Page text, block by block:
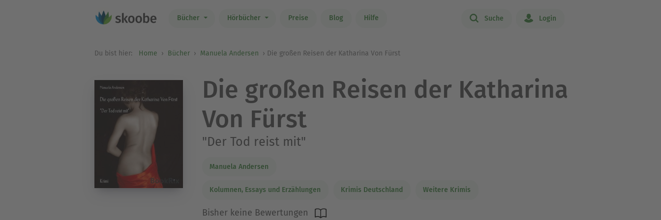
Bücher Hörbücher Preise Blog Hilfe Suche Login
Du bist hier: Home Bücher Manuela Andersen Die großen Reisen der Katharina Von Fürst
Die großen Reisen der Katharina
Von Fürst
"Der Tod reist mit"
Manuela Andersen
Kolumnen, Essays und Erzählungen Krimis Deutschland Weitere Krimis
Bisher keine Bewertungen